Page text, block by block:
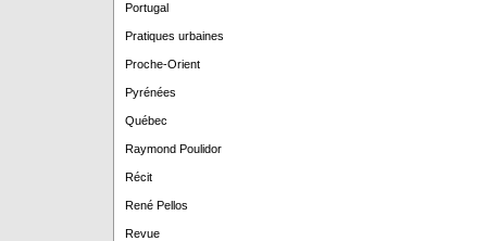
Portugal
Pratiques urbaines
Proche-Orient
Pyrénées
Québec
Raymond Poulidor
Récit
René Pellos
Revue